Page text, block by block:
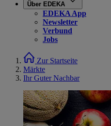
Über EDEKA
EDEKA App
Newsletter
Verbund
Jobs
Zur Startseite
Märkte
Ihr Guter Nachbar